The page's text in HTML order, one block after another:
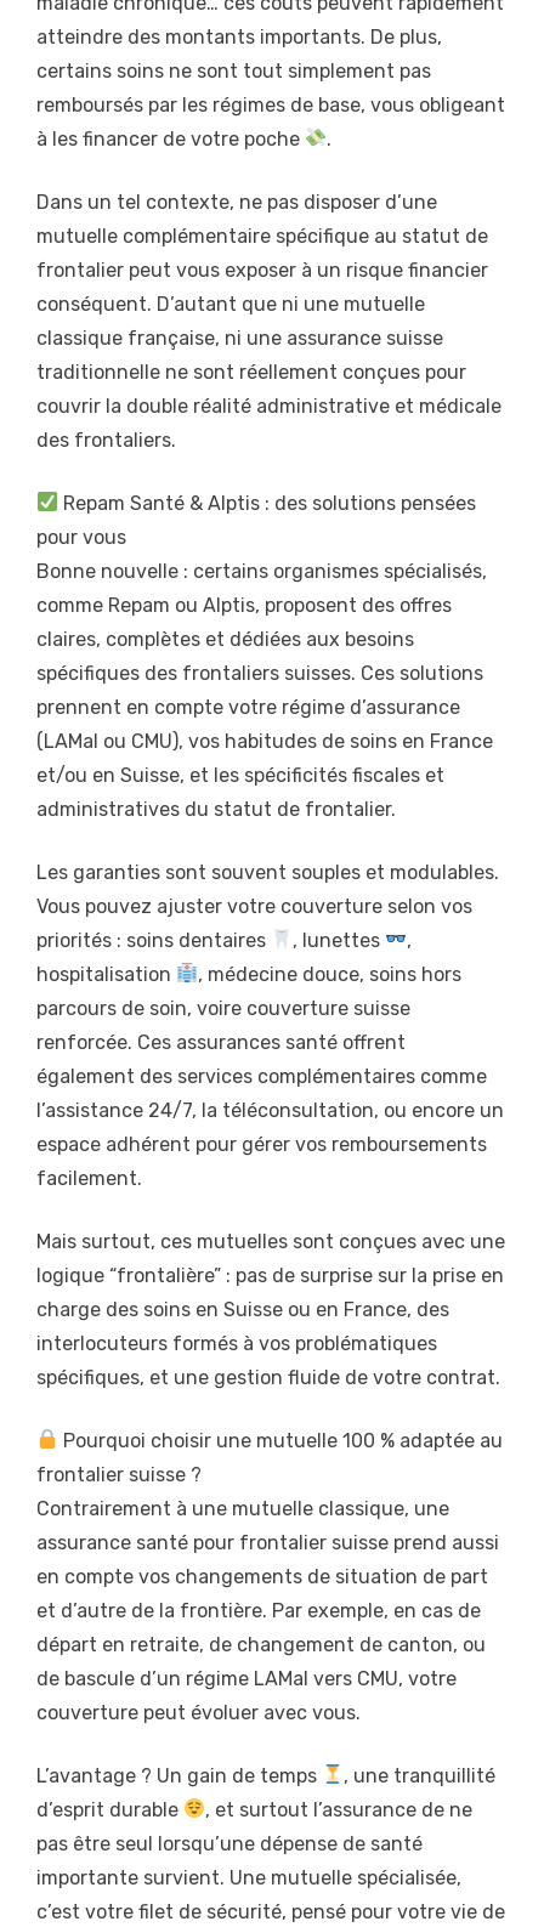
atteindre des montants importants. De plus,
certains soins ne sont tout simplement pas
remboursés par les régimes de base, vous obligeant
à les financer de votre poche
.
Dans un tel contexte, ne pas disposer d’une
mutuelle complémentaire spécifique au statut de
frontalier peut vous exposer à un risque financier
conséquent. D’autant que ni une mutuelle
classique française, ni une assurance suisse
traditionnelle ne sont réellement conçues pour
couvrir la double réalité administrative et médicale
des frontaliers.
Repam Santé & Alptis : des solutions pensées
pour vous
Bonne nouvelle : certains organismes spécialisés,
comme Repam ou Alptis, proposent des offres
claires, complètes et dédiées aux besoins
spécifiques des frontaliers suisses. Ces solutions
prennent en compte votre régime d’assurance
(LAMal ou CMU), vos habitudes de soins en France
et/ou en Suisse, et les spécificités fiscales et
administratives du statut de frontalier.
Les garanties sont souvent souples et modulables.
Vous pouvez ajuster votre couverture selon vos
priorités : soins dentaires
, lunettes
,
hospitalisation
, médecine douce, soins hors
parcours de soin, voire couverture suisse
renforcée. Ces assurances santé offrent
également des services complémentaires comme
l’assistance 24/7, la téléconsultation, ou encore un
espace adhérent pour gérer vos remboursements
facilement.
Mais surtout, ces mutuelles sont conçues avec une
logique “frontalière” : pas de surprise sur la prise en
charge des soins en Suisse ou en France, des
interlocuteurs formés à vos problématiques
spécifiques, et une gestion fluide de votre contrat.
Pourquoi choisir une mutuelle 100 % adaptée au
frontalier suisse ?
Contrairement à une mutuelle classique, une
assurance santé pour frontalier suisse prend aussi
en compte vos changements de situation de part
et d’autre de la frontière. Par exemple, en cas de
départ en retraite, de changement de canton, ou
de bascule d’un régime LAMal vers CMU, votre
couverture peut évoluer avec vous.
L’avantage ? Un gain de temps
, une tranquillité
d’esprit durable
, et surtout l’assurance de ne
pas être seul lorsqu’une dépense de santé
importante survient. Une mutuelle spécialisée,
c’est votre filet de sécurité, pensé pour votre vie de